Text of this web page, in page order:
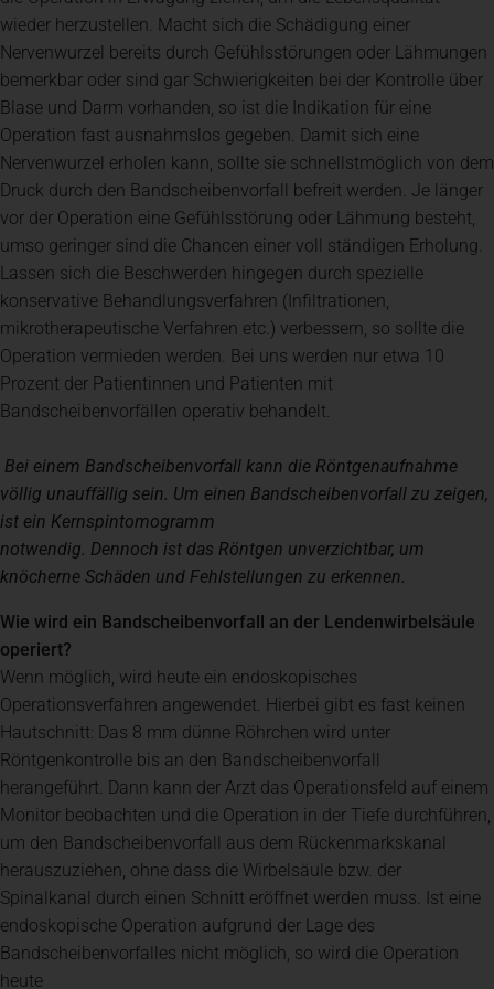
wieder herzustellen. Macht sich die Schädigung einer
Nervenwurzel bereits durch Gefühlsstörungen oder Lähmungen
bemerkbar oder sind gar Schwierigkeiten bei der Kontrolle über
Blase und Darm vorhanden, so ist die Indikation für eine
Operation fast ausnahmslos gegeben. Damit sich eine
Nervenwurzel erholen kann, sollte sie schnellstmöglich von dem
Druck durch den Bandscheibenvorfall befreit werden. Je länger
vor der Operation eine Gefühlsstörung oder Lähmung besteht,
umso geringer sind die Chancen einer voll ständigen Erholung.
Lassen sich die Beschwerden hingegen durch spezielle
konservative Behandlungsverfahren (Infiltrationen,
mikrotherapeutische Verfahren etc.) verbessern, so sollte die
Operation vermieden werden. Bei uns werden nur etwa 10
Prozent der Patientinnen und Patienten mit
Bandscheibenvorfällen operativ behandelt.
Bei einem Bandscheibenvorfall kann die Röntgenaufnahme
völlig unauffällig sein. Um einen Bandscheibenvorfall zu zeigen,
ist ein Kernspintomogramm
notwendig. Dennoch ist das Röntgen unverzichtbar, um
knöcherne Schäden und Fehlstellungen zu erkennen.
Wie wird ein Bandscheibenvorfall an der Lendenwirbelsäule
operiert?
Wenn möglich, wird heute ein endoskopisches
Operationsverfahren angewendet. Hierbei gibt es fast keinen
Hautschnitt: Das 8 mm dünne Röhrchen wird unter
Röntgenkontrolle bis an den Bandscheibenvorfall
herangeführt. Dann kann der Arzt das Operationsfeld auf einem
Monitor beobachten und die Operation in der Tiefe durchführen,
um den Bandscheibenvorfall aus dem Rückenmarkskanal
herauszuziehen, ohne dass die Wirbelsäule bzw. der
Spinalkanal durch einen Schnitt eröffnet werden muss. Ist eine
endoskopische Operation aufgrund der Lage des
Bandscheibenvorfalles nicht möglich, so wird die Operation
heute